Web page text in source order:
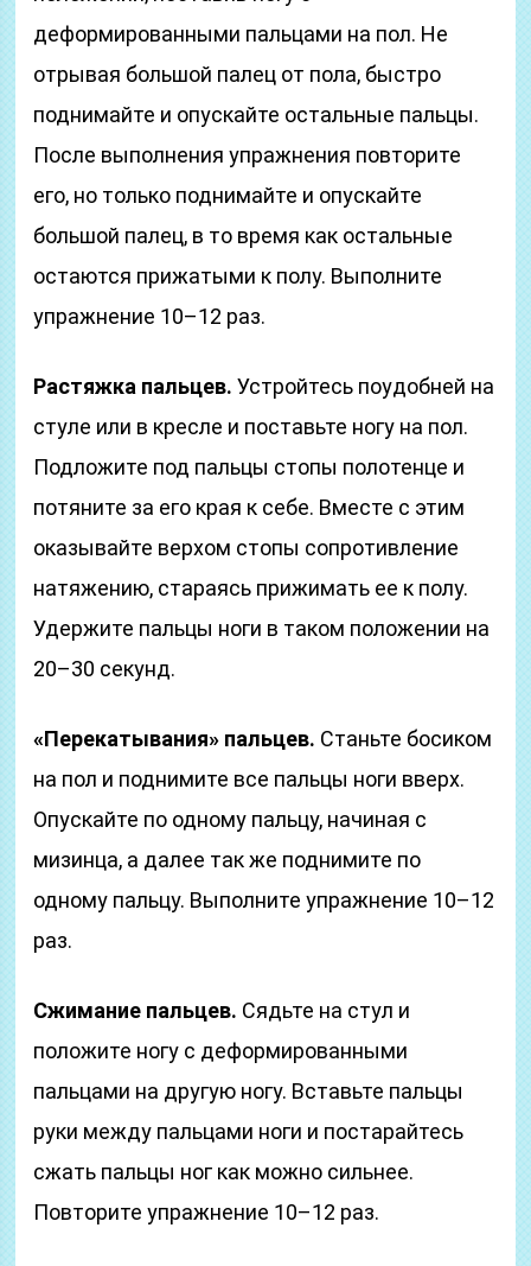
деформированными пальцами на пол. Не
отрывая большой палец от пола, быстро
поднимайте и опускайте остальные пальцы.
После выполнения упражнения повторите
его, но только поднимайте и опускайте
большой палец, в то время как остальные
остаются прижатыми к полу. Выполните
упражнение 10–12 раз.
Растяжка пальцев. Устройтесь поудобней на
стуле или в кресле и поставьте ногу на пол.
Подложите под пальцы стопы полотенце и
потяните за его края к себе. Вместе с этим
оказывайте верхом стопы сопротивление
натяжению, стараясь прижимать ее к полу.
Удержите пальцы ноги в таком положении на
20–30 секунд.
«Перекатывания» пальцев. Станьте босиком
на пол и поднимите все пальцы ноги вверх.
Опускайте по одному пальцу, начиная с
мизинца, а далее так же поднимите по
одному пальцу. Выполните упражнение 10–12
раз.
Сжимание пальцев. Сядьте на стул и
положите ногу с деформированными
пальцами на другую ногу. Вставьте пальцы
руки между пальцами ноги и постарайтесь
сжать пальцы ног как можно сильнее.
Повторите упражнение 10–12 раз.